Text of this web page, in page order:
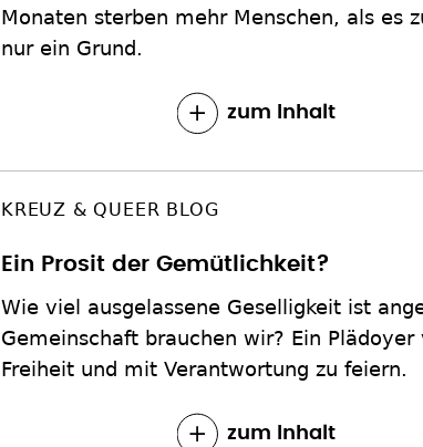
Monaten sterben mehr Menschen, als es
nur ein Grund.
zum Inhalt
KREUZ & QUEER BLOG
Ein Prosit der Gemütlichkeit?
Wie viel ausgelassene Geselligkeit ist
Gemeinschaft brauchen wir? Ein
Freiheit und mit Verantwortung zu feiern.
zum Inhalt